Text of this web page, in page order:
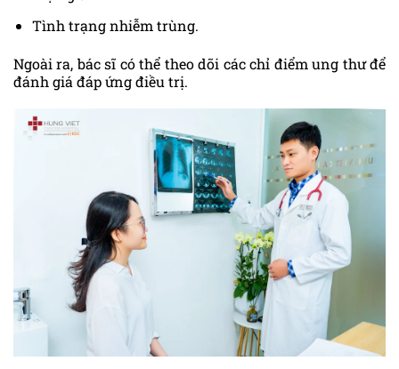
Tình trạng nhiễm trùng.
Ngoài ra, bác sĩ có thể theo dõi các chỉ điểm ung thư để
đánh giá đáp ứng điều trị.